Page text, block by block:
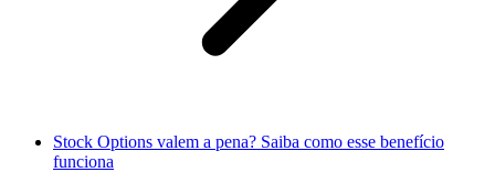
Stock Options valem a pena? Saiba como esse benefício
funciona